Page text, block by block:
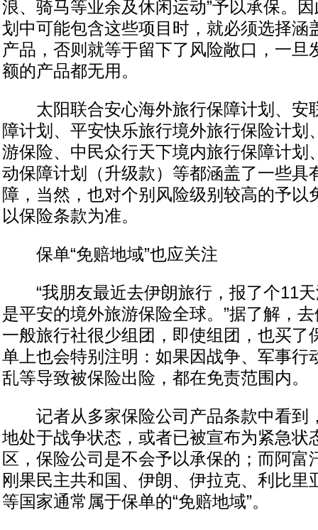
浪、骑马等业余及休闲运动”予以承保。
划中可能包含这些项目时，就必须选择涵
产品，否则就等于留下了风险敞口，一旦
额的产品都无用。
太阳联合安心海外旅行保障计划、安
障计划、平安快乐旅行境外旅行保险计划
游保险、中民众行天下境内旅行保障计划
动保障计划（升级款）等都涵盖了一些具
障，当然，也对个别风险级别较高的予以
以保险条款为准。
保单“免赔地域”也应关注
“我朋友最近去伊朗旅行，报了个11天
是平安的境外旅游保险全球。”据了解，
一般旅行社很少组团，即使组团，也买了
单上也会特别注明：如果因战争、军事行
乱等导致被保险出险，都在免责范围内。
记者从多家保险公司产品条款中看到
地处于战争状态，或者已被宣布为紧急状
区，保险公司是不会予以承保的；而阿富
刚果民主共和国、伊朗、伊拉克、利比里
等国家通常属于保单的“免赔地域”。